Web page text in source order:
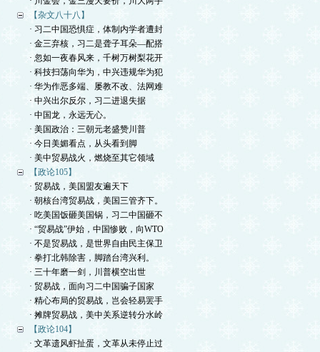
【杂文八十八】
· 习二中国恐惧症，体制内学者遭封
· 金三弃核，习二是聋子耳朵—配搭
· 忽如一夜春风来，千树万树梨花开
· 科技扫荡向华为，中兴违规华为犯
· 华为作恶多端、屡教不改、法网难
· 中兴出尔反尔，习二进退失据
· 中国龙，永远无心。
· 美国政治：三朝元老盛赞川普
· 今日美媚看点，从头看到脚
· 美中贸易战火，燃烧至其它领域
【政论105】
· 贸易战，美国盟友遍天下
· 朝核台湾贸易战，美国三管齐下。
· 吃美国饭砸美国锅，习二中国砸不
· “贸易战”伊始，中国惨败，向WTO
· 不是贸易战，是世界自由民主保卫
· 拳打北韩除害，脚踏台湾兴利。
· 三十年磨一剑，川普横空出世
· 贸易战，面向习二中国骗子国家
· 精心布局的贸易战，岂会轻易罢手
· 摊牌贸易战，美中关系逆转分水岭
【政论104】
· 文革遗风虾扯蛋，文革从未停止过